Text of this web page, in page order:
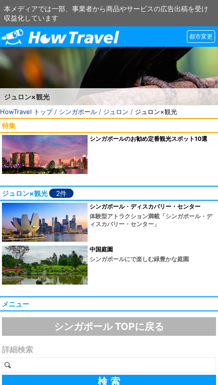
本メディアでは一部、事業者から商品やサービスの広告出稿を受け
収益化しています
都市変更
ジュロン×観光
HowTravel トップ/ シンガポール / ジュロン / ジュロン×観光
特集
シンガポールのお勧め定番観光スポット10選
ジュロン×観光 2件
シンガポール・ディスカバリー・センター
体験型アトラクション満載「シンガポール・デ
ィスカバリー・センター」
中国庭園
シンガポールにで楽しむ緑豊かな庭園
メニュー
シンガポール TOPに戻る
詳細検索